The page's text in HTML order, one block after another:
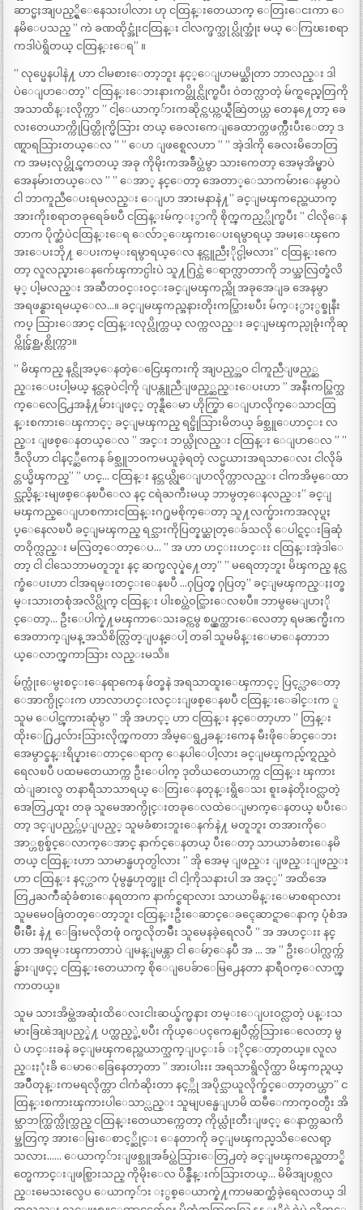
ဆာင္မႈအျပည့္ရွိေနေသးပါလား ဟု ငထြန္းတေယာက္ ေတြးေငးကာ ေ
နမိေပသည္ ” ကဲ ခဏထိုင္အုံးငထြန္း ငါလက္ဖက္သုပ္လိုက္အုံး မယ္ ေကြၽးစရာ
ကဒါပဲရွိတယ္ ငထြန္းေရ” ။
” လုပ္မေနပါနဲ႔ ဟာ ငါမစားေတာ့ဘူး နင့္ေျပာမယ္ဆိုတာ ဘာလည္း ဒါ
ပဲေျပာေတာ့” ငထြန္းေဘးနားကပ္ထိုင္လိုက္ၿပီး ဝဲတက္လာတဲ့ မ်က္ရည္စေတြကို
အသာထိန္းလိုက္ကာ ” ငါ့ေယာက္်ားကဆိုင္ကယ္ကယ္ရီဆြဲတယ္ဟ တေန႔ေတာ့ ခေ
လးတေယာက္ကိုပြတ္တိုက္မိသြား တယ္ ခေလးကေျခေထာက္တဖက္က်ိဳးပီးေတာ့ ဒ
ဏ္ရာရသြားတယ္ေလ ” ” ေဟ ျဖစ္ရေလဟာ ” ” အဲ့ဒါကို ခေလးမိဘေတြ
က အမႈလုပ္တိုင္ၾကတယ္ အခု ကိုမိုးကအခ်ဳပ္ထဲမွာ သားကေတာ့ အေမ့အိမ္မွာပဲ
အေနမ်ားတယ္ေလ ” ” ေအာ္ နင္ေတာ့ အေတာ္ေသာကမ်ားေနမွာပဲ
ငါ ဘာကူညီေပးရမလည္း ေျပာ အားမနာနဲ႔” ခင္ျမၾကည္တေယာက္
အားကိုးစရာတခုရေခ်ၿပီ ငထြန္းမ်က္ႏွာကို စိုက္ၾကည့္လိုက္ၿပီး ” ငါလိုေန
တာက ပိုက္ဆံပဲငထြန္းေရ ေလ်ာ္ေၾကးေပးရမွာရယ္ အမႈေၾကေ
အးေပးဘို႔ ေပးကမ္းရမွာရယ္ေလ နင္ကူညီႏိုင္ပါ့မလား” ငထြန္းကေ
တာ့ လူလည္စားေနက်ေၾကာင္ပါးပဲ သူ႔ဂြင္ထဲ ေရာက္လာတာကို ဘယ္အလြတ္ခံလိ
မ့္ ပါ့မလည္း အဆီတဝင္းဝင္းခင္ျမၾကည္ကို အခုအေျခ အေနမွာ
အရဖန္စားရမယ္ေလ…။ ခင္ျမၾကည္အနားတိုးကပ္သြားၿပီး မ်က္ႏွာႏွစ္ခုနီး
ကပ္ သြားေအာင္ ငထြန္းလုပ္လိုက္တယ္ လက္ကလည္း ခင္ျမၾကည္ပုခုံးကိုဆု
ပ္ကိုင္ဖ်စ္ညႇစ္လိုက္ကာ။
” မိၾကည္ နင္လိုအပ္ေနတဲ့ေငြေၾကးကို အျပည့္အဝ ငါကူညီျဖည့္ဆ
ည္းေပးပါ့မယ္ နင္တခုပဲငါ့ကို ျပန္ကူညီျဖည့္ဆည္းေပးဟာ ” အနီးကပ္ထြက္သ
က္ေလေငြ႕အနံ႔မ်ားျဖင့္ တုန္ရီေမာ ဟိုက္စြာ ေျပာလိုက္ေသာငထြ
န္းစကားေၾကာင့္ ခင္ျမၾကည္ ရင္ဖိုသြားမိတယ္ ခ်စ္သူေဟာင္း လ
ည္း ျဖစ္ေနတယ္ေလ ” အင္း ဘယ္လိုလည္း ငထြန္း ေျပာေလ ” ”
ဒီလိုဟာ ငါနင့္ဆီကေန ခ်စ္သူဘဝကမယူခဲ့ရတဲ့ လင္မယားအရသာေလး ငါလိုခ်
င္တယ္မိၾကည္” ” ဟင္… ငထြန္း နင္ဘယ္လိုေျပာလိုက္တာလည္း ငါကအိမ္ေထာ
င္သည္မိန္းမျဖစ္ေနၿပီေလ နင္ ငရဲႀကီးမယ္ ဘာမွတ္ေနလည္း” ခင္ျ
မၾကည္ေျပာစကားငထြန္းဂ႐ုမစိုက္ေတာ့ သူ႔လက္မ်ားကအလုပ္ရႈ
ပ္ေနေလၿပီ ခင္ျမၾကည္ ရင္သားကိုပြတ္နယ္ဆုတ္ေခ်သလို ေပါင္ရင္းခြဆုံ
တဝိုက္လည္း မလြတ္ေတာ့ေပ… ” အ ဟာ ဟင္းးဟင္းး ငထြန္းအဲ့ဒါေ
တာ့ ငါ ငါသေဘာမတူဘူး နင္ ဆက္မလုပ္နဲ႔ေတာ့” ” မရေတာ့ဘူး မိၾကည္ နင္လ
က္ခံေပးဟာ ငါအရမ္းတင္းေနၿပီ …ႁပြတ္စ္ ႁပြတ္” ခင္ျမၾကည္ႏႈတ္ခ
မ္းသားတစုံအလိပ္လိုက္ ငထြန္း ပါးစပ္ထဲဝင္သြားေလၿပီ။ ဘာမွမေျပာႏို
င္ေတာ့… ဦးေပါက္နဲ႔မၾကာေသးခင္ကမွ စပ္ယွက္ထားေလေတာ့ ရမၼက္မီးက
အေတာက္ျမန္ အသိစိတ္လြတ္ျပန္ေပါ့ တခါ သူမမိန္းေမာေနတာဘ
ယ္ေလာက္ၾကာသြား လည္းမသိ။
မ်က္လုံးေမွးစင္းေနရာကေန ဖ်တ္ခနဲ အရသာထူးေၾကာင့္ ပြင့္လာေတာ့
ေအာက္ပိုင္းက ဟာလာဟင္းလင္းျဖစ္ေနၿပီ ငထြန္းေခါင္းက ူ
သူမ ေပါင္ၾကားဆုံမွာ ” အို အဟင့္ ဟာ ငထြန္း နင္ေတာ့ဟာ ” တြန္း
ထိုးေ႐ြ႕လ်ားသြားလိုက္ၾကတာ အိမ္ေရွ႕ခန္းကေန မီးဖိုေခ်ာင္ေဘး
အေမွာင္ခန္းရိပ္နားေတာင္ေရာက္ ေနပါေပါ့လား ခင္ျမၾကည္မ်က္ရည္ဝဲ
ရေလၿပီ ပထမတေယာက္က ဦးေပါက္ ဒုတိယတေယာက္က ငထြန္း ၾကား
ထဲျခားလွ တနာရီသာသာရယ္ ေတြးေနတုန္းရွိေသး စူးခနဲတိုးဝင္လာတဲ့
အေတြ႕ထူး တခု သူမေအာက္ပိုင္းတခုေလထဲေျမာက္ေနတယ္ ၿပီးေ
တာ့ ဒင္ျပည့္က်ပ္ျပည့္ သူမခံစားဘူးေနက်နဲ႔ မတူဘူး တအားကိုေ
အာ္ဟစ္ပစ္ခ်င္ေလာက္ေအာင္ နာက်င္ေနတယ္ ပီးေတာ့ သာယာခံစားေနမိ
တယ္ ငထြန္းဟာ သာမာန္မဟုတ္ပါလား ” အို အေမ့ ျဖည္း ျဖည္းျဖည္း
ဟာ ငထြန္း နင့္ဟာက ပုံမွန္မဟုတ္ဖူး ငါ ငါ့ကိုသနားပါ အ အင့္” အထိအေ
တြ႕ႀကဳံဆုံခံစားေနရတာက နာက်င္စရာလား သာယာမိန္းေမာစရာလား
သူမမေဝခြဲတတ္ေတာ့ဘူး ငထြန္းဦးေဆာင္ေခၚေဆာင္ရာေနာက္ ပုံစံအ
မ်ိဳးမ်ိဳး နဲ႔ ေခြးမလိုတဖုံ ဝက္မလိုတမ်ိဳး သူမေနခဲ့ရေလပီ ” အ အဟင္းး နင္
ဟာ အရမ္းၾကာတာပဲ ျမန္ျမန္ဟာ ငါ ေမ်ာ့ေနပီ အ … အ ” ဦးေပါက္လက္က်
န္မ်ားျဖင့္ ငထြန္းတေယာက္ စိုေျပေခ်ာေမြ႕ေနတာ နာရီဝက္ေလာက္ၾ
ကာတယ္။
သူမ သားအိမ္ထဲအဆုံးထိေလးငါးဆယ္ခ်က္မနား တမ္းေျပးဝင္လာတဲ့ ပန္းသ
မားခြၽဲအျပည့္နဲ႔ ပက္ထည့္ခဲ့ၿပီး ကိုယ္ေပၚကေနျပဳတ္က်သြားေလေတာ့ မွ
ပဲ ဟင္းးခနဲ ခင္ျမၾကည္တေယာက္သက္ျပင္းခ် ႏိုင္ေတာ့တယ္။ လူလ
ည္းႏုံးခ်ိ ေမာေခြေနေတာ့တာ ” အားပါးးး အရသာရွိလိုက္ထာ မိၾကည္ရယ္
အပ်ိဳတုန္းကမရလိုက္တာ ငါကံဆိုးတာ နင့္ကို အပိုင္သာယူလိုက္ခ်င္ေတာ့တယ္ဟာ” င
ထြန္းစကားၾကားပါေသာ္လည္း သူမျပန္မေျပာမိ ထမီေကာက္ဝတ္ပီး အိ
မ္သာဘက္ထြက္လိုက္သည္ ငထြန္းတေယာက္ကေတာ့ ကိုယ္လုံးတီးျဖင့္ ေနာက္တႀကိ
မ္အတြက္ အားေမြးေစာင့္ဆိုင္း ေနတာကို ခင္ျမၾကည္မသိေလေရာ့
သလား…… ေယာက္်ားျဖစ္သူအခ်ဴပ္ထဲသြားေတြ႕တဲ့ ခင္ျမၾကည္အေတာ္စိ
တ္မေကာင္းျဖစ္သြားသည္ ကိုမိုးေလ ပိန္ခ်ဳန္းက်သြားတယ္… မိမိအျပစ္ကလ
ည္းမေသးလွေပ ေယာက္်ား ႏွစ္ေယာက္နဲ႔ကာမဆက္ဆံခဲ့ရေလတယ္ ဒါ